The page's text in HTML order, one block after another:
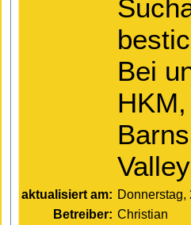
Bei
aktualisiert am: Donnerstag,
Betreiber: Christian